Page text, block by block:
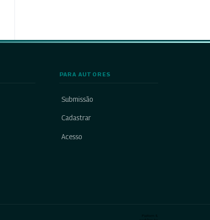
PARA AUTORES
Submissão
Cadastrar
Acesso